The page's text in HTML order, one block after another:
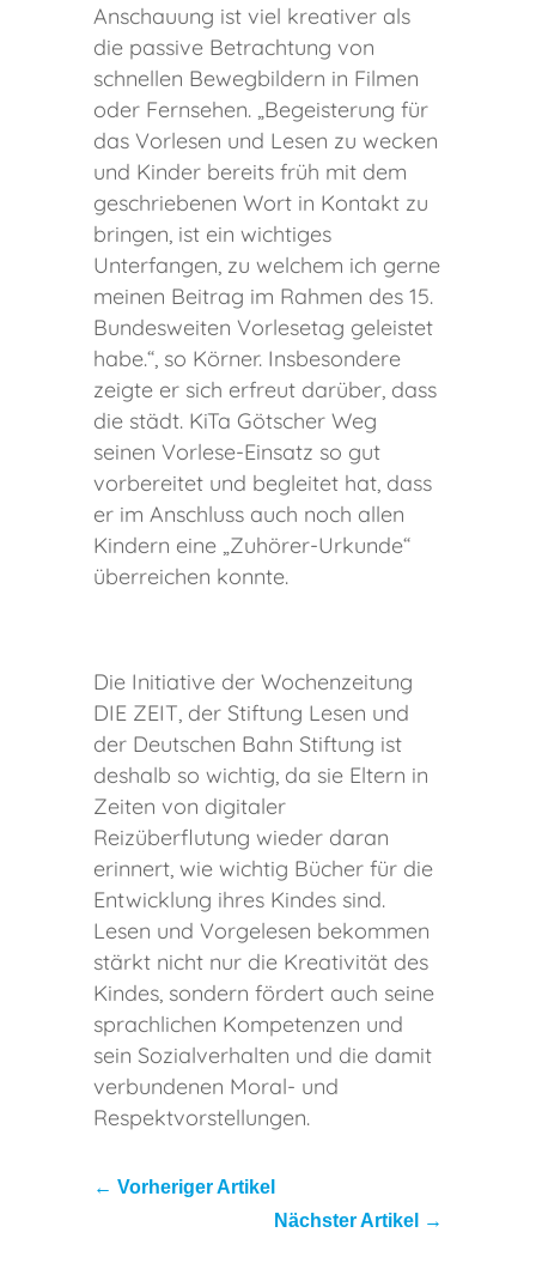
Anschauung ist viel kreativer als
die passive Betrachtung von
schnellen Bewegbildern in Filmen
oder Fernsehen. „Begeisterung für
das Vorlesen und Lesen zu wecken
und Kinder bereits früh mit dem
geschriebenen Wort in Kontakt zu
bringen, ist ein wichtiges
Unterfangen, zu welchem ich gerne
meinen Beitrag im Rahmen des 15.
Bundesweiten Vorlesetag geleistet
habe.“, so Körner. Insbesondere
zeigte er sich erfreut darüber, dass
die städt. KiTa Götscher Weg
seinen Vorlese-Einsatz so gut
vorbereitet und begleitet hat, dass
er im Anschluss auch noch allen
Kindern eine „Zuhörer-Urkunde“
überreichen konnte.
Die Initiative der Wochenzeitung
DIE ZEIT, der Stiftung Lesen und
der Deutschen Bahn Stiftung ist
deshalb so wichtig, da sie Eltern in
Zeiten von digitaler
Reizüberflutung wieder daran
erinnert, wie wichtig Bücher für die
Entwicklung ihres Kindes sind.
Lesen und Vorgelesen bekommen
stärkt nicht nur die Kreativität des
Kindes, sondern fördert auch seine
sprachlichen Kompetenzen und
sein Sozialverhalten und die damit
verbundenen Moral- und
Respektvorstellungen.
←Vorheriger Artikel
Nächster Artikel
→